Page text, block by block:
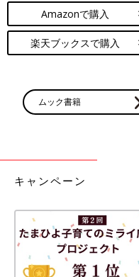
Amazonで購入
楽天ブックスで購入
ムック書籍
キャンペーン